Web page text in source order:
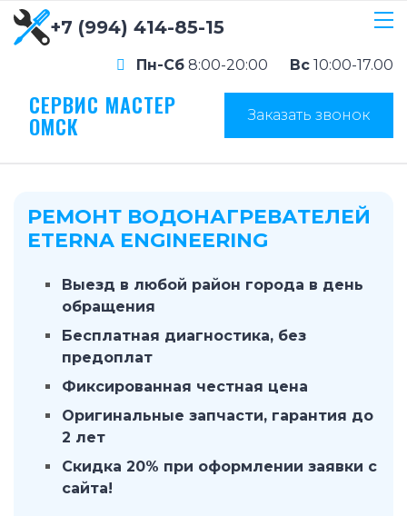
+7 (994) 414-85-15
Пн-Сб 8:00-20:00 Вс 10:00-17.00
СЕРВИС МАСТЕР
ОМСК Заказать звонок
РЕМОНТ ВОДОНАГРЕВАТЕЛЕЙ
ETERNA ENGINEERING
Выезд в любой район города в день
обращения
Бесплатная диагностика, без
предоплат
Фиксированная честная цена
Оригинальные запчасти, гарантия до
2 лет
Скидка 20% при оформлении заявки с
сайта!